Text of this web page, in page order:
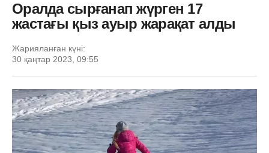
Оралда сырғанап жүрген 17
жастағы қыз ауыр жарақат алды
Жарияланған күні:
30 қаңтар 2023, 09:55